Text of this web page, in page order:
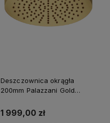
Deszczownica okrągła
200mm Palazzani Gold
1 999,00 zł